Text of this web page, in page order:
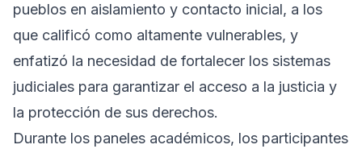
pueblos en aislamiento y contacto inicial, a los
que calificó como altamente vulnerables, y
enfatizó la necesidad de fortalecer los sistemas
judiciales para garantizar el acceso a la justicia y
la protección de sus derechos.
Durante los paneles académicos, los participantes